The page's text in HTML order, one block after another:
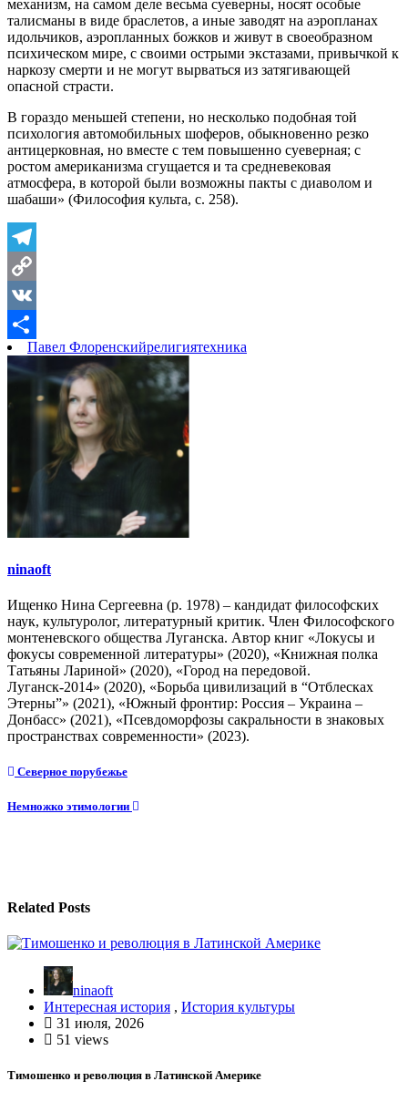
механизм, на самом деле весьма суеверны, носят особые
талисманы в виде браслетов, а иные заводят на аэропланах
идольчиков, аэропланных божков и живут в своеобразном
психическом мире, с своими острыми экстазами, привычкой к
наркозу смерти и не могут вырваться из затягивающей
опасной страсти.
В гораздо меньшей степени, но несколько подобная той
психология автомобильных шоферов, обыкновенно резко
антицерковная, но вместе с тем повышенно суеверная; с
ростом американизма сгущается и та средневековая
атмосфера, в которой были возможны пакты с диаволом и
шабаши» (Философия культа, с. 258).
Telegram
Copy
Link
VK
Отправить
Павел Флоренскийрелигиятехника
ninaoft
Ищенко Нина Сергеевна (р. 1978) – кандидат философских
наук, культуролог, литературный критик. Член Философского
монтеневского общества Луганска. Автор книг «Локусы и
фокусы современной литературы» (2020), «Книжная полка
Татьяны Лариной» (2020), «Город на передовой.
Луганск-2014» (2020), «Борьба цивилизаций в “Отблесках
Этерны”» (2021), «Южный фронтир: Россия – Украина –
Донбасс» (2021), «Псевдоморфозы сакральности в знаковых
пространствах современности» (2023).
Навигация
по
Северное порубежье
Немножко этимологии
Related Posts
ninaoft
Интересная история , История культуры
31 июля, 2026
51 views
Тимошенко и революция в Латинской Америке